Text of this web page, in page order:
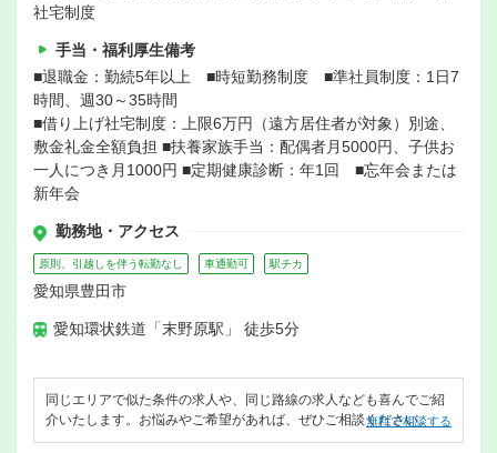
社宅制度
手当・福利厚生備考
■退職金：勤続5年以上 ■時短勤務制度 ■準社員制度：1日7
時間、週30～35時間
■借り上げ社宅制度：上限6万円（遠方居住者が対象）別途、
敷金礼金全額負担 ■扶養家族手当：配偶者月5000円、子供お
一人につき月1000円 ■定期健康診断：年1回 ■忘年会または
新年会
勤務地・アクセス
原則、引越しを伴う転勤なし 車通勤可 駅チカ
愛知県豊田市
愛知環状鉄道「末野原駅」 徒歩5分
同じエリアで似た条件の求人や、同じ路線の求人なども喜んでご紹
介いたします。お悩みやご希望があれば、ぜひご相談ください。
無料で相談する